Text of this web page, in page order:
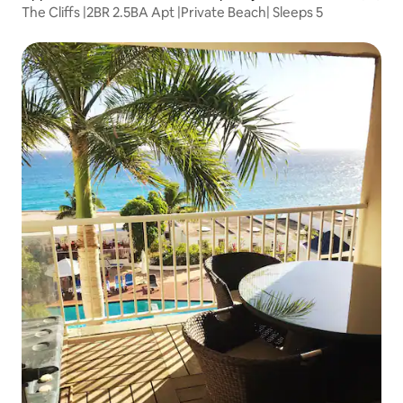
The Cliffs |2BR 2.5BA Apt |Private Beach| Sleeps 5